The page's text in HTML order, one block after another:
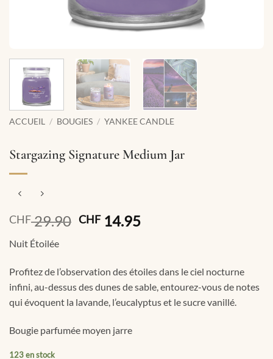
ACCUEIL / BOUGIES / YANKEE CANDLE
Stargazing Signature Medium Jar
CHF29.90 Le
était :
CHF 29.90.
CHF14.95Le
est :
CHF 14.95.
Nuit Étoilée
Profitez de l’observation des étoiles dans le ciel nocturne
infini, au-dessus des dunes de sable, entourez-vous de notes
qui évoquent la lavande, l’eucalyptus et le sucre vanillé.
Bougie parfumée moyen jarre
123 en stock